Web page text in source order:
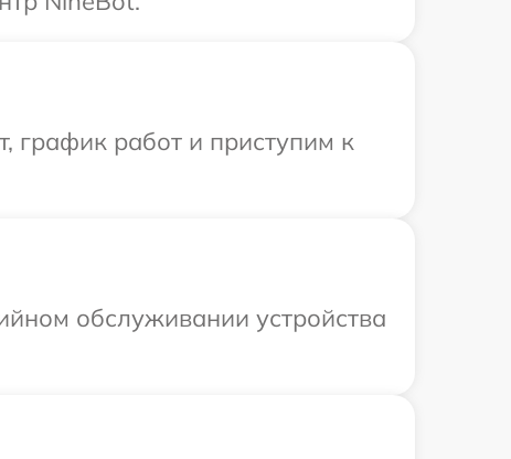
график работ и приступим к
обслуживании устройства